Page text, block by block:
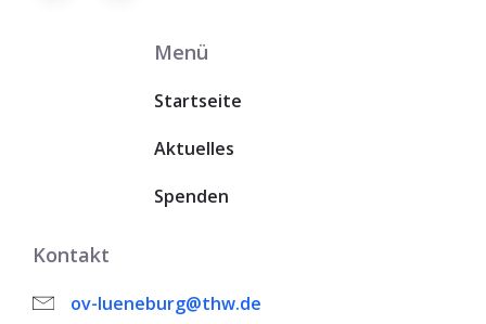
Menü
Startseite
Aktuelles
Spenden
Kontakt
ov-lueneburg@thw.de